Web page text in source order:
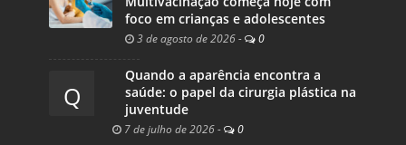
foco em crianças e adolescentes
3 de agosto de 2026 - 0
Q
Quando a aparência encontra a
saúde: o papel da cirurgia plástica na
juventude
7 de julho de 2026 - 0